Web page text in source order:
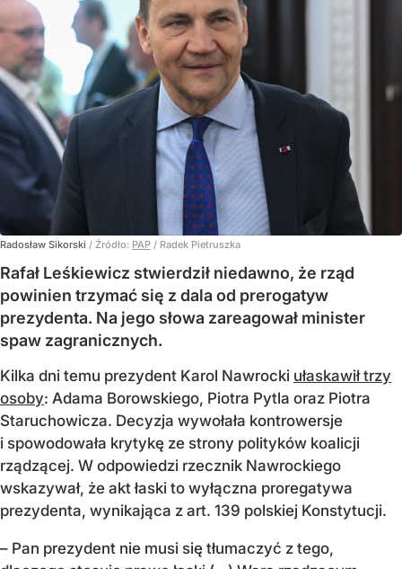
Radosław Sikorski / Źródło: PAP / Radek Pietruszka
Rafał Leśkiewicz stwierdził niedawno, że rząd
powinien trzymać się z dala od prerogatyw
prezydenta. Na jego słowa zareagował minister
spaw zagranicznych.
Kilka dni temu prezydent Karol Nawrocki ułaskawił trzy
osoby: Adama Borowskiego, Piotra Pytla oraz Piotra
Staruchowicza. Decyzja wywołała kontrowersje
i spowodowała krytykę ze strony polityków koalicji
rządzącej. W odpowiedzi rzecznik Nawrockiego
wskazywał, że akt łaski to wyłączna proregatywa
prezydenta, wynikająca z art. 139 polskiej Konstytucji.
– Pan prezydent nie musi się tłumaczyć z tego,